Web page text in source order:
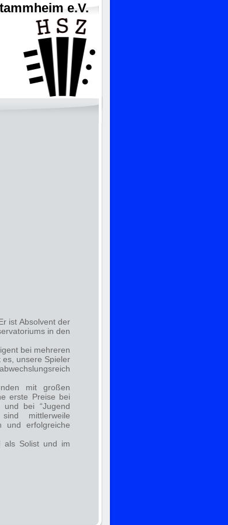
e.V.
ist Absolvent der
in den
bei mehreren
es, unsere Spieler
mit großen
erste Preise bei
und bei “Jugend
mittlerweile
und erfolgreiche
als Solist und im